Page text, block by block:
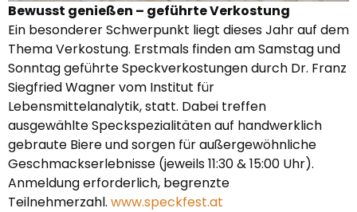
Bewusst genießen – geführte Verkostung
Ein besonderer Schwerpunkt liegt dieses Jahr auf dem
Thema Verkostung. Erstmals finden am Samstag und
Sonntag geführte Speckverkostungen durch Dr. Franz
Siegfried Wagner vom Institut für
Lebensmittelanalytik, statt. Dabei treffen
ausgewählte Speckspezialitäten auf handwerklich
gebraute Biere und sorgen für außergewöhnliche
Geschmackserlebnisse (jeweils 11:30 & 15:00 Uhr).
Anmeldung erforderlich, begrenzte
Teilnehmerzahl. www.speckfest.at